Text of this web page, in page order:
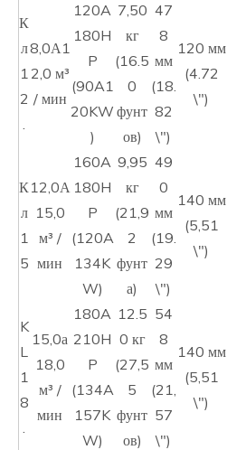
К
л
1
2
.
8,0А1
2,0 м³
/ мин
120A
180H
P
(90A1
20KW
)
7,50
кг
(16.5
0
фунт
ов)
47
8
мм
(18.
82
\")
120 мм
(4.72
\")
К
л
1
5
12,0А
15,0
м³ /
мин
160A
180H
P
(120A
134K
W)
9,95
кг
(21,9
2
фунт
а)
49
0
мм
(19.
29
\")
140 мм
(5,51
\")
K
L
1
8
.
15,0а
18,0
м³ /
мин
180A
210H
P
(134A
157K
W)
12.5
0 кг
(27,5
5
фунт
ов)
54
8
мм
(21,
57
\")
140 мм
(5,51
\")